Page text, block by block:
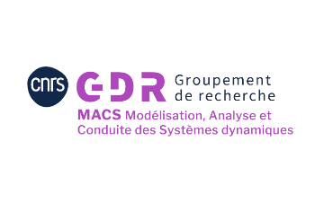
principal